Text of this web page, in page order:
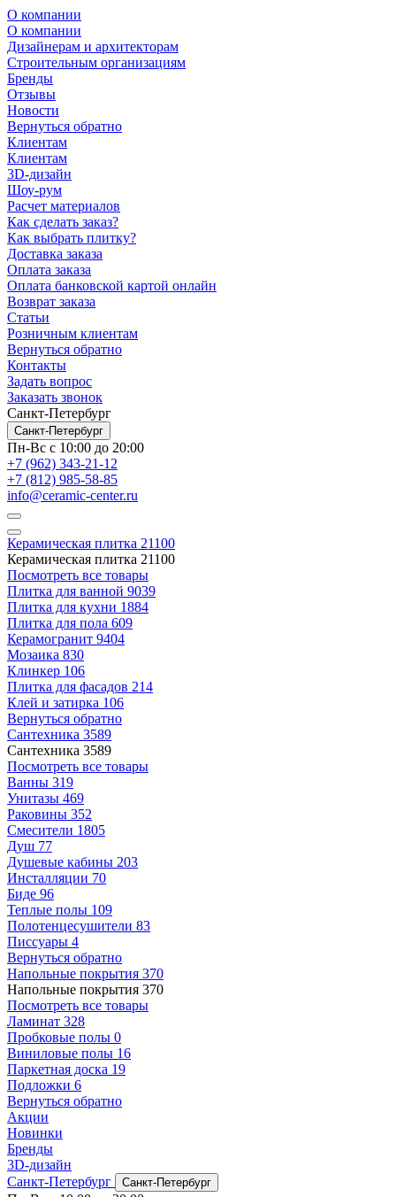
О компании
О компании
Дизайнерам и архитекторам
Строительным организациям
Бренды
Отзывы
Новости
Вернуться обратно
Клиентам
Клиентам
3D-дизайн
Шоу-рум
Расчет материалов
Как сделать заказ?
Как выбрать плитку?
Доставка заказа
Оплата заказа
Оплата банковской картой онлайн
Возврат заказа
Статьи
Розничным клиентам
Вернуться обратно
Контакты
Задать вопрос
Заказать звонок
Санкт-Петербург
Санкт-Петербург
Пн-Вс с 10:00 до 20:00
+7 (962) 343-21-12
+7 (812) 985-58-85
info@ceramic-center.ru
Керамическая плитка 21100
Керамическая плитка 21100
Посмотреть все товары
Плитка для ванной 9039
Плитка для кухни 1884
Плитка для пола 609
Керамогранит 9404
Мозаика 830
Клинкер 106
Плитка для фасадов 214
Клей и затирка 106
Вернуться обратно
Сантехника 3589
Сантехника 3589
Посмотреть все товары
Ванны 319
Унитазы 469
Раковины 352
Смесители 1805
Душ 77
Душевые кабины 203
Инсталляции 70
Биде 96
Теплые полы 109
Полотенцесушители 83
Писсуары 4
Вернуться обратно
Напольные покрытия 370
Напольные покрытия 370
Посмотреть все товары
Ламинат 328
Пробковые полы 0
Виниловые полы 16
Паркетная доска 19
Подложки 6
Вернуться обратно
Акции
Новинки
Бренды
3D-дизайн
Санкт-Петербург
Санкт-Петербург